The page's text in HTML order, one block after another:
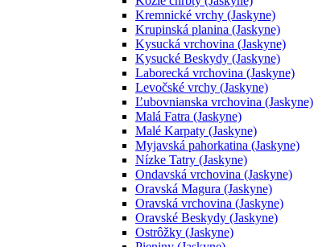
Kremnické vrchy (Jaskyne)
Krupinská planina (Jaskyne)
Kysucká vrchovina (Jaskyne)
Kysucké Beskydy (Jaskyne)
Laborecká vrchovina (Jaskyne)
Levočské vrchy (Jaskyne)
Ľubovnianska vrchovina (Jaskyne)
Malá Fatra (Jaskyne)
Malé Karpaty (Jaskyne)
Myjavská pahorkatina (Jaskyne)
Nízke Tatry (Jaskyne)
Ondavská vrchovina (Jaskyne)
Oravská Magura (Jaskyne)
Oravská vrchovina (Jaskyne)
Oravské Beskydy (Jaskyne)
Ostrôžky (Jaskyne)